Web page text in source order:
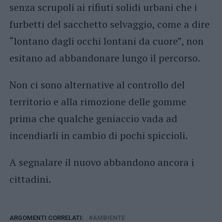
senza scrupoli ai rifiuti solidi urbani che i
furbetti del sacchetto selvaggio, come a dire
“lontano dagli occhi lontani da cuore”, non
esitano ad abbandonare lungo il percorso.
Non ci sono alternative al controllo del
territorio e alla rimozione delle gomme
prima che qualche geniaccio vada ad
incendiarli in cambio di pochi spiccioli.
A segnalare il nuovo abbandono ancora i
cittadini.
ARGOMENTI CORRELATI:
AMBIENTE